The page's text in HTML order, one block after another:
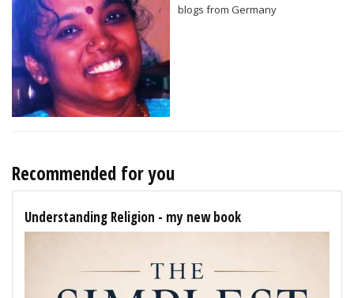
blogs from Germany
Recommended for you
Understanding Religion - my new book